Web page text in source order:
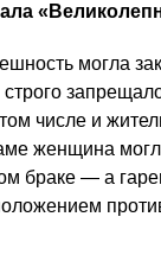
могла
числе и
женщина
браке — а